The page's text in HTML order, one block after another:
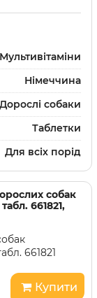
Мультивітаміни
Німеччина
Дорослі собаки
Таблетки
Для всіх порід
собак
661821,
661821
Купити